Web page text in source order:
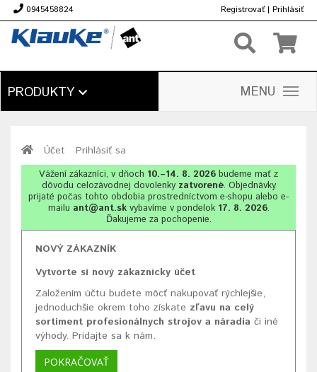
0945458824 Registrovať | Prihlásiť
PRODUKTY MENU
Účet Prihlásiť sa
Vážení zákazníci, v dňoch 10.–14. 8. 2026 budeme mať z
dôvodu celozávodnej dovolenkyzatvorené. Objednávky
prijaté počas tohto obdobia prostredníctvom e-shopu alebo e-
mailu ant@ant.skvybavíme v pondelok 17. 8. 2026.
Ďakujeme za pochopenie.
NOVÝ ZÁKAZNÍK
Vytvorte si nový zákaznícky účet
Založením účtu budete môcť nakupovať rýchlejšie,
jednoduchšie okrem toho získate zľavu na celý
sortiment profesionálnych strojov a náradia či iné
výhody. Pridajte sa k nám.
POKRAČOVAŤ